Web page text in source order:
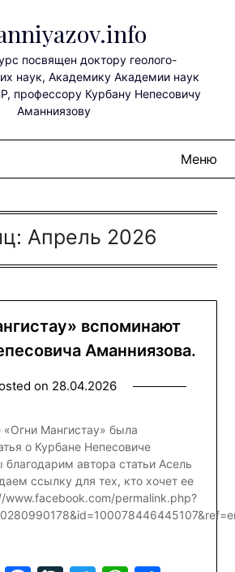
посвящен доктору геолого-
наук, Академику Академии наук
профессору Курбану Непесовичу
Аманниязову
Меню
Апрель 2026
вспоминают
Аманниязова.
on 28.04.2026
«Огни Мангистау» была
о Курбане Непесовиче
автора статьи Асель
ссылку для тех, кто хочет ее
www.facebook.com/permalink.php?